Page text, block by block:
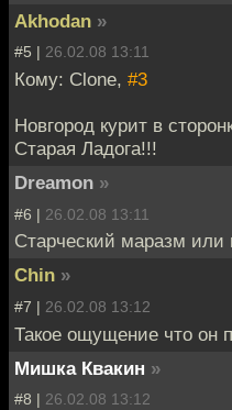
Akhodan »
#5 | 26.02.08 13:11
Кому: Clone, #3
Новгород курит в
Старая Ладога!!!
Dreamon »
#6 | 26.02.08 13:11
Старческий маразм или
Chin »
#7 | 26.02.08 13:12
Такое ощущение что он
Мишка Квакин »
#8 | 26.02.08 13:12